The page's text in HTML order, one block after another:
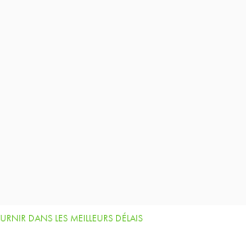
DANS LES MEILLEURS DÉLAIS